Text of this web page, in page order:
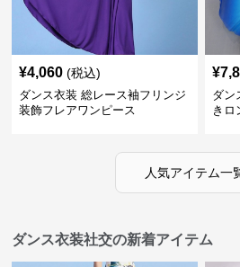
¥4,060 (税込)
ダンス衣装 総レース袖フリンジ
装飾フレアワンピース
¥
ダン
きロ
人気アイテム一
ダンス衣装社交の新着アイテム